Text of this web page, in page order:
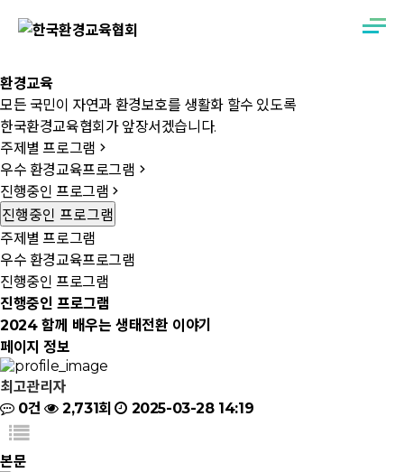
환경교육
모든 국민이 자연과 환경보호를 생활화 할수 있도록
한국환경교육협회가 앞장서겠습니다.
주제별 프로그램
우수 환경교육프로그램
진행중인 프로그램
진행중인 프로그램
주제별 프로그램
우수 환경교육프로그램
진행중인 프로그램
진행중인 프로그램
2024 함께 배우는 생태전환 이야기
페이지 정보
최고관리자
0건
2,731회 2025-03-28 14:19
본문